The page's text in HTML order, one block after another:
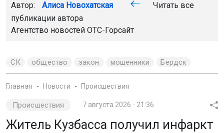
Автор: Алиса Новохатская
Читать все
публикации автора
Агентство новостей ОТС-Горсайт
СК общество закон мошенники Бердск
Главная Новости Происшествия
Происшествия 7 августа 2026 - 21:36
Житель Кузбасса получил инфаркт